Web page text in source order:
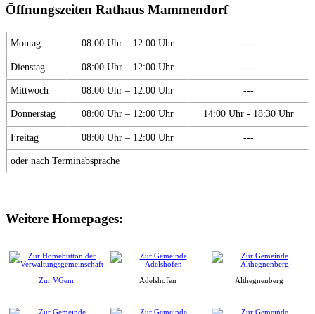
Öffnungszeiten Rathaus Mammendorf
Montag 08:00 Uhr – 12:00 Uhr ---
Dienstag 08:00 Uhr – 12:00 Uhr ---
Mittwoch 08:00 Uhr – 12:00 Uhr ---
Donnerstag 08:00 Uhr – 12:00 Uhr 14:00 Uhr - 18:30 Uhr
Freitag 08:00 Uhr – 12:00 Uhr ---
oder nach Terminabsprache
Weitere Homepages:
Zur VGem Adelshofen Althegnenberg